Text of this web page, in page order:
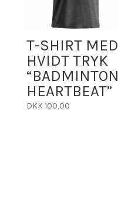
T-SHIRT MED
HVIDT TRYK
“BADMINTON
HEARTBEAT”
DKK100,00